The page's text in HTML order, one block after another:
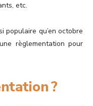
etc.
qu’en octobre
règlementation pour
?